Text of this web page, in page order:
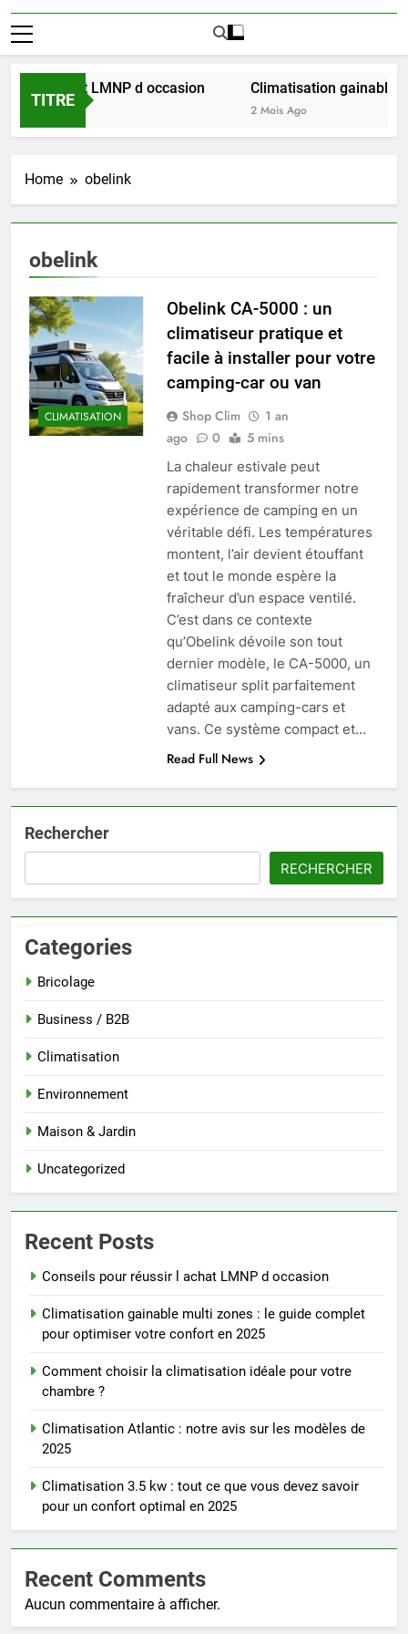
TITRE
l achat LMNP d occasion Climatisation gainable
2 Mois Ago
Home obelink
obelink
CLIMATISATION
Obelink CA-5000 : un
climatiseur pratique et
facile à installer pour votre
camping-car ou van
Shop Clim
1 an
ago
0 5 mins
La chaleur estivale peut
rapidement transformer notre
expérience de camping en un
véritable défi. Les températures
montent, l’air devient étouffant
et tout le monde espère la
fraîcheur d’un espace ventilé.
C’est dans ce contexte
qu’Obelink dévoile son tout
dernier modèle, le CA-5000, un
climatiseur split parfaitement
adapté aux camping-cars et
vans. Ce système compact et…
Read Full News
Rechercher
RECHERCHER
Categories
Bricolage
Business / B2B
Climatisation
Environnement
Maison & Jardin
Uncategorized
Recent Posts
Conseils pour réussir l achat LMNP d occasion
Climatisation gainable multi zones : le guide complet
pour optimiser votre confort en 2025
Comment choisir la climatisation idéale pour votre
chambre ?
Climatisation Atlantic : notre avis sur les modèles de
2025
Climatisation 3.5 kw : tout ce que vous devez savoir
pour un confort optimal en 2025
Recent Comments
Aucun commentaire à afficher.